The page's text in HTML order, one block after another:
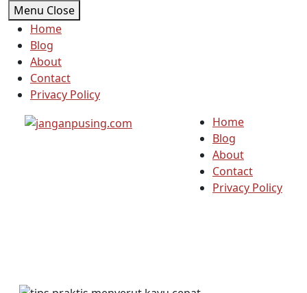
Skip
to
content
Menu Close
Home
Blog
About
Contact
Privacy Policy
Home
Blog
About
Contact
Privacy Policy